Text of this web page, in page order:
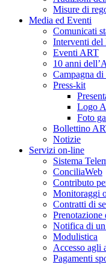
Misure di
Media ed Eventi
Comunicati
Interventi del
Eventi ART
10 anni
Campagna di
Press-kit
Logo
Foto
Bollettino
Notizie
Servizi on-line
Sistema
ConciliaWeb
Contributo
Monitoraggi
Contratti di
Notifica di
Modulistica
Accesso agli
Pagamenti